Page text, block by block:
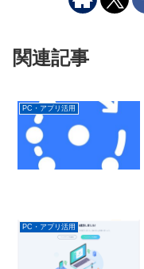
関連記事
PC・アプリ活用
PC・アプリ活用